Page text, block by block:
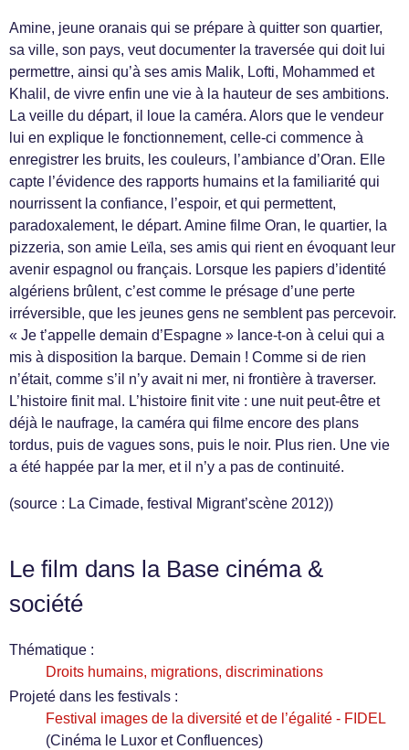
Amine, jeune oranais qui se prépare à quitter son quartier,
sa ville, son pays, veut documenter la traversée qui doit lui
permettre, ainsi qu’à ses amis Malik, Lofti, Mohammed et
Khalil, de vivre enfin une vie à la hauteur de ses ambitions.
La veille du départ, il loue la caméra. Alors que le vendeur
lui en explique le fonctionnement, celle-ci commence à
enregistrer les bruits, les couleurs, l’ambiance d’Oran. Elle
capte l’évidence des rapports humains et la familiarité qui
nourrissent la confiance, l’espoir, et qui permettent,
paradoxalement, le départ. Amine filme Oran, le quartier, la
pizzeria, son amie Leïla, ses amis qui rient en évoquant leur
avenir espagnol ou français. Lorsque les papiers d’identité
algériens brûlent, c’est comme le présage d’une perte
irréversible, que les jeunes gens ne semblent pas percevoir.
« Je t’appelle demain d’Espagne » lance-t-on à celui qui a
mis à disposition la barque. Demain ! Comme si de rien
n’était, comme s’il n’y avait ni mer, ni frontière à traverser.
L’histoire finit mal. L’histoire finit vite : une nuit peut-être et
déjà le naufrage, la caméra qui filme encore des plans
tordus, puis de vagues sons, puis le noir. Plus rien. Une vie
a été happée par la mer, et il n’y a pas de continuité.
(source : La Cimade, festival Migrant’scène 2012))
Le film dans la Base cinéma &
société
Thématique :
Droits humains, migrations, discriminations
Projeté dans les festivals :
Festival images de la diversité et de l’égalité - FIDEL
(Cinéma le Luxor et Confluences)